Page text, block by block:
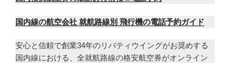
国内線の航空会社 就航路線別 飛行機の電話予約ガイド
安心と信頼で創業34年のリバティウイングがお奨めする
国内線における、全就航路線の格安航空券がオンライン